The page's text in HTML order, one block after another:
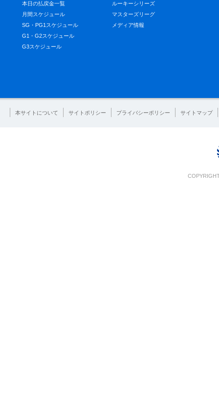
本日の払戻金一覧
月間スケジュール
SG・PG1スケジュール
G1・G2スケジュール
G3スケジュール
ルーキーシリーズ
マスターズリーグ
メディア情報
本サイトについて サイトポリシー プライバシーポリシー サイトマップ